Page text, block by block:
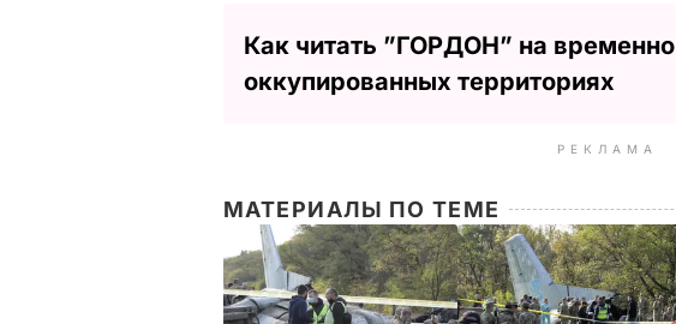
Как читать ”ГОРДОН” на временно
оккупированных территориях
РЕКЛАМА
МАТЕРИАЛЫ ПО ТЕМЕ